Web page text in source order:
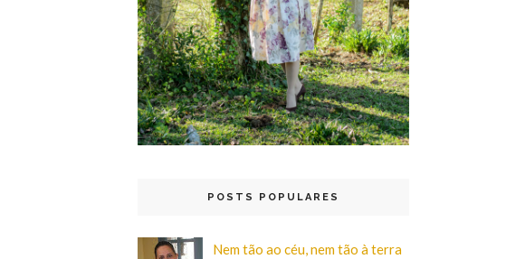
POSTS POPULARES
Nem tão ao céu, nem tão à terra